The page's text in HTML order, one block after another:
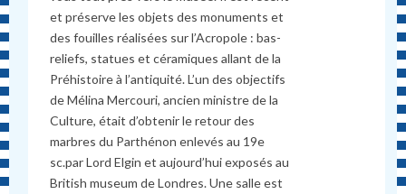
et préserve les objets des monuments et
des fouilles réalisées sur l’Acropole : bas-
reliefs, statues et céramiques allant de la
Préhistoire à l’antiquité. L’un des objectifs
de Mélina Mercouri, ancien ministre de la
Culture, était d’obtenir le retour des
marbres du Parthénon enlevés au 19e
sc.par Lord Elgin et aujourd’hui exposés au
British museum de Londres. Une salle est